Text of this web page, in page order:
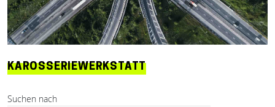
KAROSSERIEWERKSTATT
Suchen nach